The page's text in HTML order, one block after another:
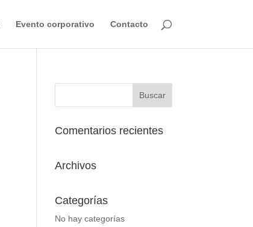
Evento corporativo Contacto
Comentarios recientes
Archivos
Categorías
No hay categorías